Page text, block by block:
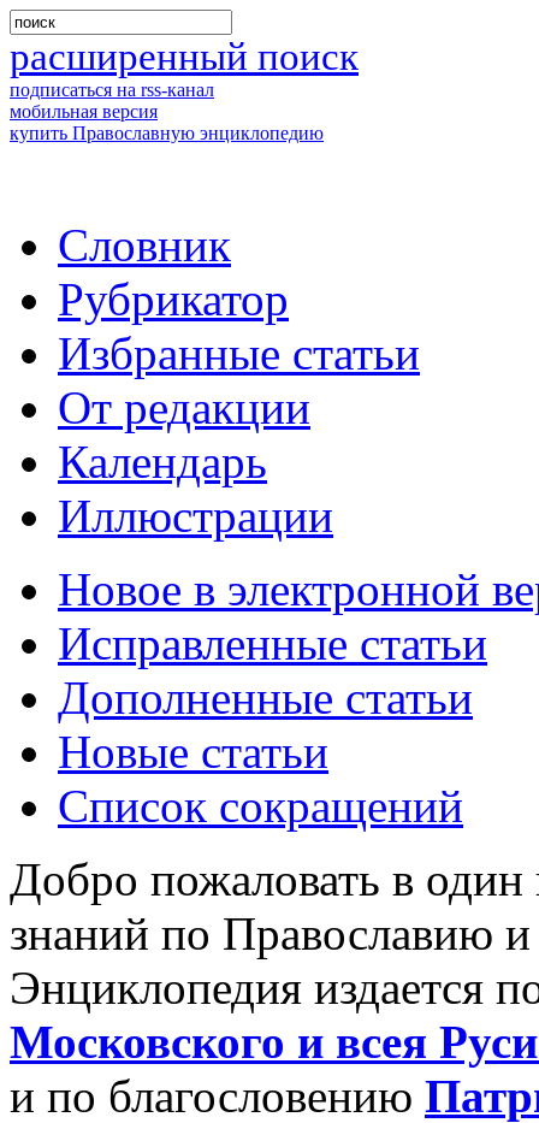
расширенный поиск
подписаться на rss-канал
мобильная версия
купить Православную энциклопедию
Словник
Рубрикатор
Избранные статьи
От редакции
Календарь
Иллюстрации
Новое в электронной
Исправленные статьи
Дополненные статьи
Новые статьи
Список сокращений
Добро пожаловать в
знаний по Православию
Энциклопедия издается
Московского и всея
и по благословению